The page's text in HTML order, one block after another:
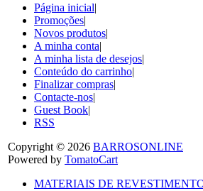
Página inicial|
Promoções|
Novos produtos|
A minha conta|
A minha lista de desejos|
Conteúdo do carrinho|
Finalizar compras|
Contacte-nos|
Guest Book|
RSS
Copyright © 2026 BARROSONLINE
Powered by TomatoCart
MATERIAIS DE